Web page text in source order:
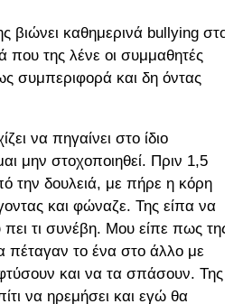
βιώνει καθημερινά bullying στο
που της λένε οι συμμαθητές
συμπεριφορά και δη όντας
να πηγαίνει στο ίδιο
μην στοχοποιηθεί. Πριν 1,5
την δουλειά, με πήρε η κόρη
και φώναζε. Της είπα να
τι συνέβη. Μου είπε πως της
πέταγαν το ένα στο άλλο με
και να τα σπάσουν. Της
να ηρεμήσει και εγώ θα